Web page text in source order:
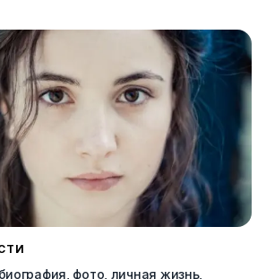
фото, личная жизнь,